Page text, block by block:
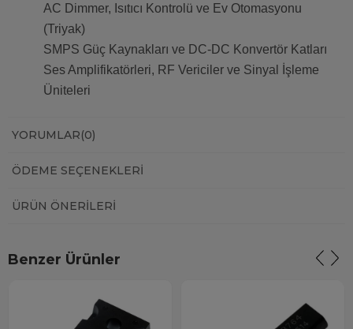
AC Dimmer, Isıtıcı Kontrolü ve Ev Otomasyonu
(Triyak)
SMPS Güç Kaynakları ve DC-DC Konvertör Katları
Ses Amplifikatörleri, RF Vericiler ve Sinyal İşleme
Üniteleri
YORUMLAR(0)
ÖDEME SEÇENEKLERI
ÜRÜN ÖNERILERI
Benzer Ürünler